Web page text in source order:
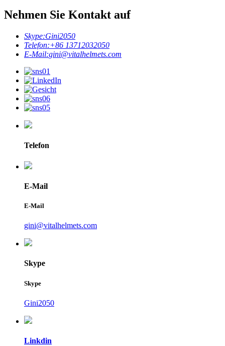
Nehmen Sie Kontakt auf
Skype:Gini2050
Telefon:+86 13712032050
E-Mail:gini@vitalhelmets.com
Telefon
E-Mail
E-Mail
gini@vitalhelmets.com
Skype
Skype
Gini2050
Linkdin